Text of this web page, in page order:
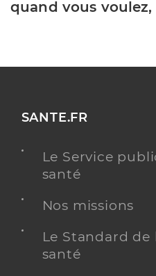
quand vous
SANTE.FR
Le Service
santé
Nos missions
Le Standard de
santé